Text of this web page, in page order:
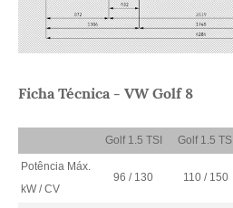
Ficha Técnica - VW Golf 8
Golf 1.5 TSI Golf 1.5 TSI
Potência Máx.
kW / CV
96 / 130 110 / 150